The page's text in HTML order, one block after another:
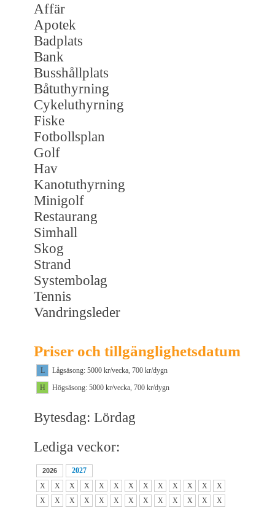
Affär
Apotek
Badplats
Bank
Busshållplats
Båtuthyrning
Cykeluthyrning
Fiske
Fotbollsplan
Golf
Hav
Kanotuthyrning
Minigolf
Restaurang
Simhall
Skog
Strand
Systembolag
Tennis
Vandringsleder
Priser och tillgänglighetsdatum
L
Lågsäsong: 5000 kr/vecka, 700 kr/dygn
H
Högsäsong: 5000 kr/vecka, 700 kr/dygn
Bytesdag: Lördag
Lediga veckor:
2026
2027
X
X X X X X X X X X X X
X
X
X X X X X X X X X X X
X